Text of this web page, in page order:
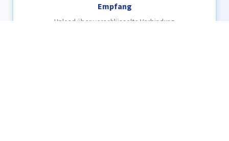
Empfang
Upload über verschlüsselte Verbindung